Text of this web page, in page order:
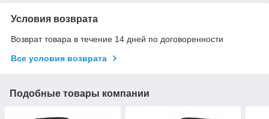
Условия возврата
Возврат товара в течение 14 дней по договоренности
Все условия возврата
Подобные товары компании